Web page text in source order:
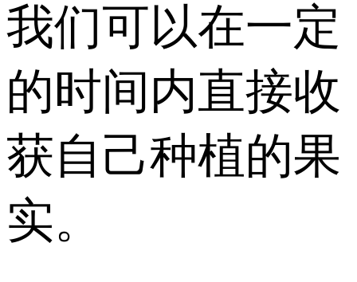
我们可以在一定
的时间内直接收
获自己种植的果
实。